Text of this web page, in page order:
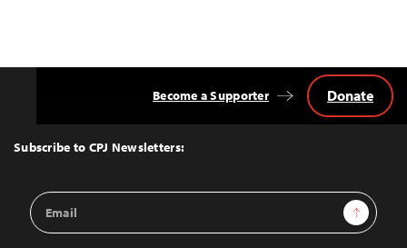
Top
Subscribe to CPJ Newsletters:
Email
Address
Sign Up
Become a Supporter Donate